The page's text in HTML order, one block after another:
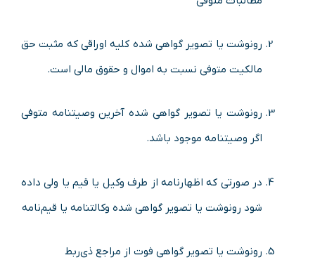
رونوشت یا تصویر گواهی شده کلیه اوراقی که مثبت حق
مالکیت متوفی نسبت به اموال و حقوق مالی است.
رونوشت یا تصویر گواهی شده آخرین وصیتنامه متوفی
اگر وصیتنامه موجود باشد.
در صورتی که اظهارنامه از طرف­ وکیل یا قیم یا ولی داده
شود رونوشت یا تصویر گواهی شده وکالتنامه یا قیم‌نامه
رونوشت یا تصویر گواهی فوت از مراجع ذی‌ربط